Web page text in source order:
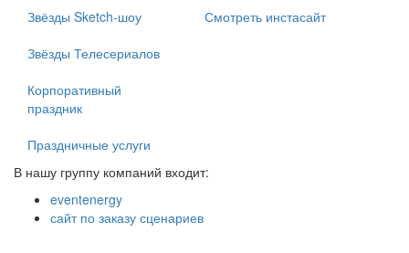
Звёзды Sketch-шоу
Звёзды Телесериалов
Корпоративный
праздник
Праздничные услуги
Смотреть инстасайт
В нашу группу компаний входит:
eventenergy
сайт по заказу сценариев